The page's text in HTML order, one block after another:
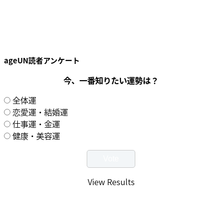
ageUN読者アンケート
今、一番知りたい運勢は？
全体運
恋愛運・結婚運
仕事運・金運
健康・美容運
View Results